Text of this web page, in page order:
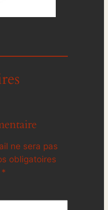
ne sera pas
obligatoires
*